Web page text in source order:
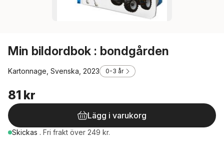
Min bildordbok : bondgården
Kartonnage, Svenska, 2023 0-3 år
81 kr
Lägg i varukorg
Skickas . Fri frakt över 249 kr.